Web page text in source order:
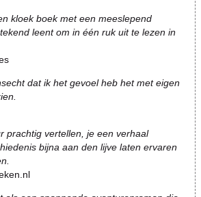
kloek boek met een meeslepend
leent om in één ruk uit te lezen in
dat ik het gevoel heb het met eigen
prachtig vertellen, je een verhaal
bijna aan den lijve laten ervaren